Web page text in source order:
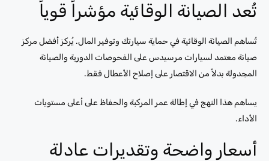
تُعد الصيانة الوقائية مؤشراً قوياً
تُساهم الصيانة الوقائية في حماية سيارتك وتوفير المال. يُركز أفضل مركز
صيانة معتمد لسيارات مرسيدس على الفحوصات الدورية والصيانة
المجدولة بدلاً من الاقتصار على إصلاح الأعطال فقط.
يساهم هذا النهج في إطالة عمر المركبة والحفاظ على أعلى مستويات
الأداء.
أسعار واضحة وتقديرات عادلة